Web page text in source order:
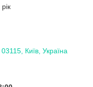
Київ, Україна